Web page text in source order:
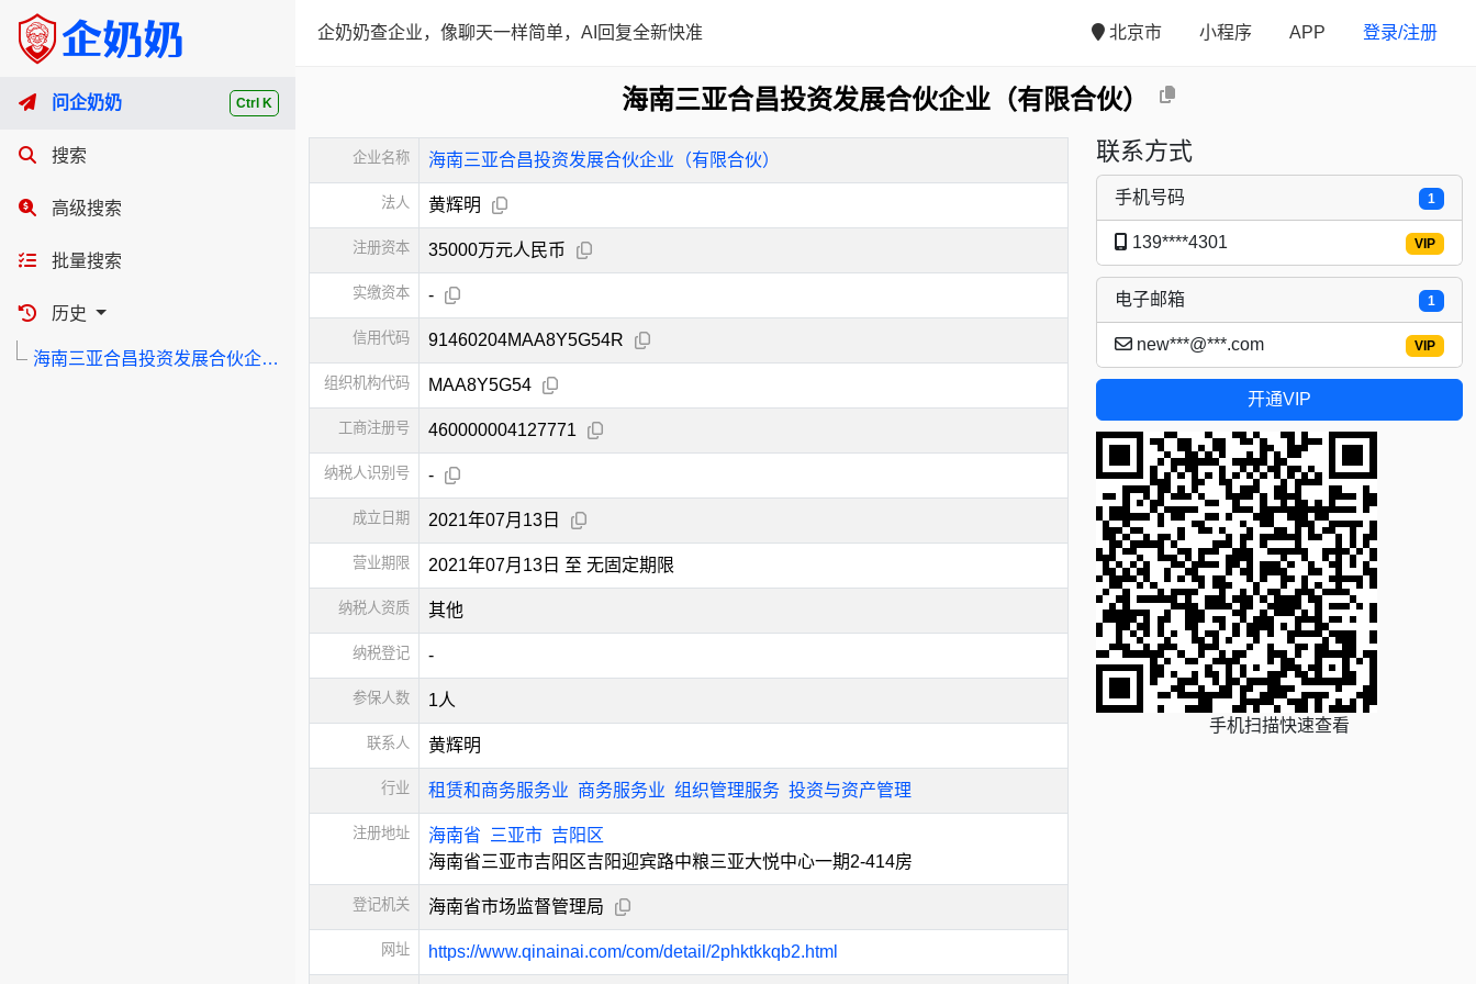
Ctrl K
问企奶奶
搜索
高级搜索
批量搜索
历史
海南三亚合昌投资发展合伙企业（有限合伙）
企奶奶查企业，像聊天一样简单，AI回复全新快准 北京市 小程序 APP 登录/注册
海南三亚合昌投资发展合伙企业（有限合伙）
企业名称 海南三亚合昌投资发展合伙企业（有限合伙）
法人 黄辉明
注册资本 35000万元人民币
实缴资本 -
信用代码 91460204MAA8Y5G54R
组织机构代码 MAA8Y5G54
工商注册号 460000004127771
纳税人识别号 -
成立日期 2021年07月13日
营业期限 2021年07月13日 至 无固定期限
纳税人资质 其他
纳税登记 -
参保人数 1人
联系人 黄辉明
行业 租赁和商务服务业 商务服务业 组织管理服务 投资与资产管理
注册地址 海南省 三亚市 吉阳区
海南省三亚市吉阳区吉阳迎宾路中粮三亚大悦中心一期2-414房
登记机关 海南省市场监督管理局
网址 https://www.qinainai.com/com/detail/2phktkkqb2.html
联系方式
1
手机号码
VIP
139****4301
1
电子邮箱
VIP
new***@***.com
开通VIP
手机扫描快速查看